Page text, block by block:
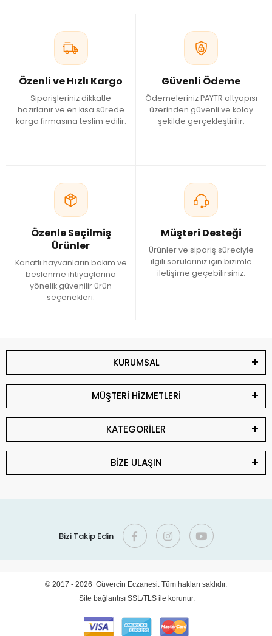
Özenli ve Hızlı Kargo
Siparişleriniz dikkatle
hazırlanır ve en kısa sürede
kargo firmasına teslim edilir.
Güvenli Ödeme
Ödemeleriniz PAYTR altyapısı
üzerinden güvenli ve kolay
şekilde gerçekleştirilir.
Özenle Seçilmiş
Ürünler
Kanatlı hayvanların bakım ve
beslenme ihtiyaçlarına
yönelik güvenilir ürün
seçenekleri.
Müşteri Desteği
Ürünler ve sipariş süreciyle
ilgili sorularınız için bizimle
iletişime geçebilirsiniz.
KURUMSAL
MÜŞTERİ HİZMETLERİ
KATEGORİLER
BİZE ULAŞIN
Bizi Takip Edin
© 2017 - 2026 Güvercin Eczanesi. Tüm hakları saklıdır.
Site bağlantısı SSL/TLS ile korunur.